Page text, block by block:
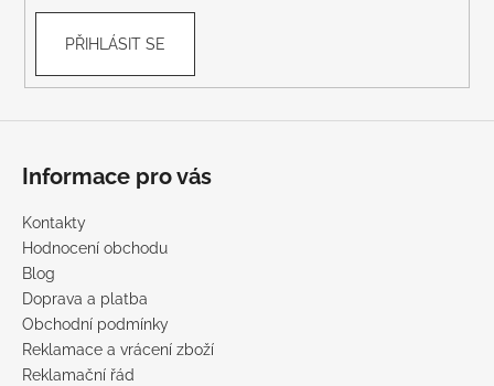
PŘIHLÁSIT SE
Informace pro vás
Kontakty
Hodnocení obchodu
Blog
Doprava a platba
Obchodní podmínky
Reklamace a vrácení zboží
Reklamační řád